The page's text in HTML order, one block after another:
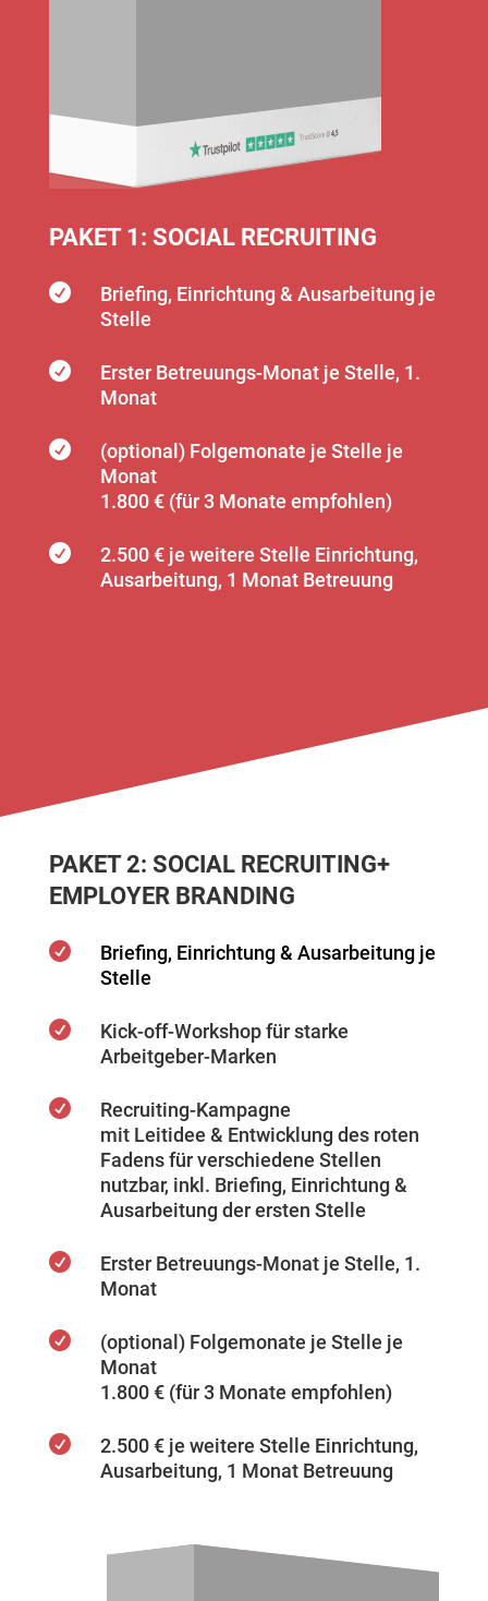
PAKET 1: SOCIAL RECRUITING

Briefing, Einrichtung & Ausarbeitung je
Stelle

Erster Betreuungs-Monat je Stelle, 1.
Monat

(optional) Folgemonate je Stelle je
Monat
1.800 € (für 3 Monate empfohlen)
 2.500 € je weitere Stelle Einrichtung,
Ausarbeitung, 1 Monat Betreuung
PAKET 2: SOCIAL RECRUITING+
EMPLOYER BRANDING

Briefing, Einrichtung & Ausarbeitung je
Stelle

Kick-off-Workshop für starke
Arbeitgeber-Marken

Recruiting-Kampagne
mit Leitidee & Entwicklung des roten
Fadens für verschiedene Stellen
nutzbar, inkl. Briefing, Einrichtung &
Ausarbeitung der ersten Stelle

Erster Betreuungs-Monat je Stelle, 1.
Monat

(optional) Folgemonate je Stelle je
Monat
1.800 € (für 3 Monate empfohlen)

2.500 € je weitere Stelle Einrichtung,
Ausarbeitung, 1 Monat Betreuung